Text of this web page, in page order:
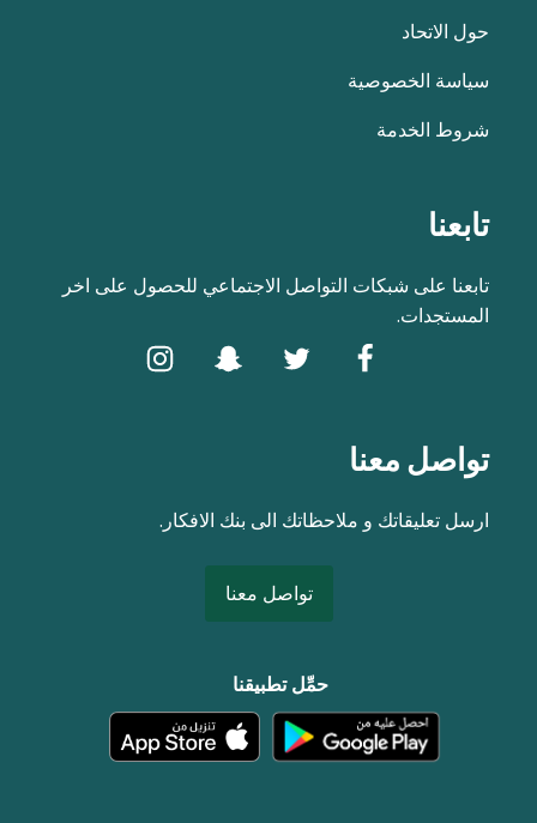
حول الاتحاد
سياسة الخصوصية
شروط الخدمة
تابعنا
تابعنا على شبكات التواصل الاجتماعي للحصول على اخر
المستجدات.
تواصل معنا
ارسل تعليقاتك و ملاحظاتك الى بنك الافكار.
تواصل معنا
حمِّل تطبيقنا